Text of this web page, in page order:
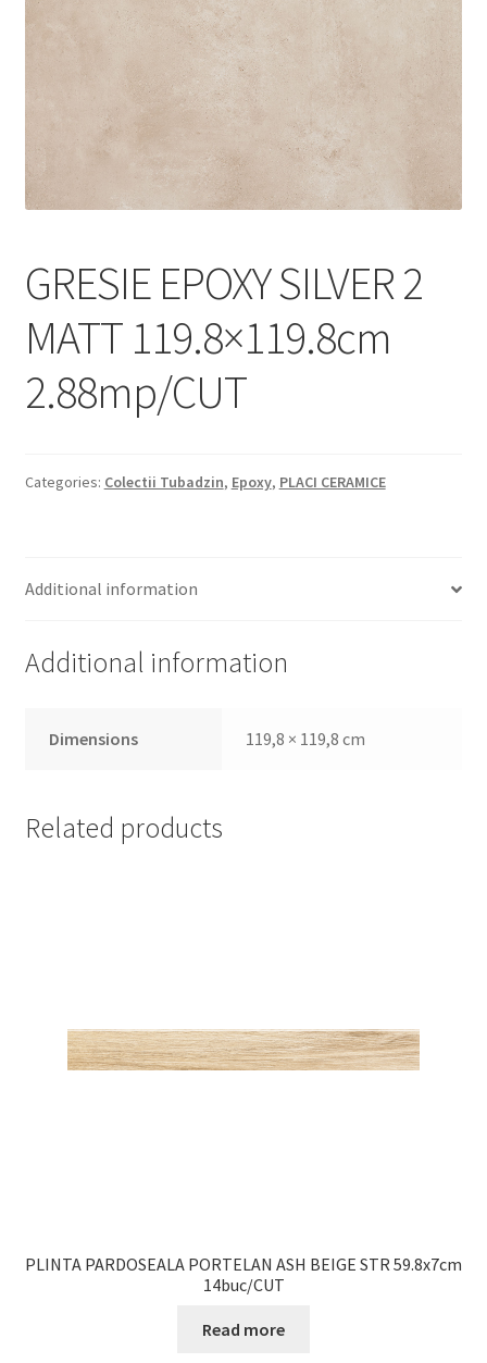
Informatii
Plata si Livrare
Politică de confidențialitate
Politica de cookie
Magazin
Plată
GRESIE EPOXY SILVER 2
MATT 119.8×119.8cm
2.88mp/CUT
Categories: Colectii Tubadzin, Epoxy, PLACI CERAMICE
Additional information
Additional information
Dimensions 119,8 × 119,8 cm
Related products
PLINTA PARDOSEALA PORTELAN ASH BEIGE STR 59.8x7cm
14buc/CUT
Read more